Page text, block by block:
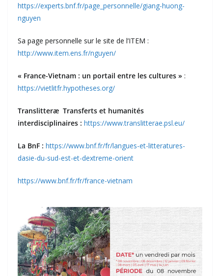
https://experts.bnf.fr/page_personnelle/giang-huong-
nguyen
Sa page personnelle sur le site de l’ITEM :
http://www.item.ens.fr/nguyen/
« France-Vietnam : un portail entre les cultures » :
https://vietlitfr.hypotheses.org/
Translitteræ Transferts et humanités
interdisciplinaires : https://www.translitterae.psl.eu/
La BnF : https://www.bnf.fr/fr/langues-et-litteratures-
dasie-du-sud-est-et-dextreme-orient
https://www.bnf.fr/fr/france-vietnam